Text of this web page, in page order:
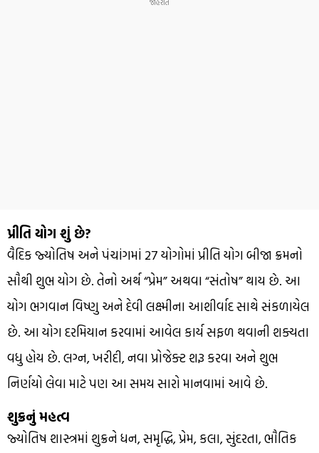
પ્રીતિ યોગ શું છે?
વૈદિક જ્યોતિષ અને પંચાંગમાં 27 યોગોમાં પ્રીતિ યોગ બીજા ક્રમનો
સૌથી શુભ યોગ છે. તેનો અર્થ “પ્રેમ” અથવા “સંતોષ” થાય છે. આ
યોગ ભગવાન વિષ્ણુ અને દેવી લક્ષ્મીના આશીર્વાદ સાથે સંકળાયેલ
છે. આ યોગ દરમિયાન કરવામાં આવેલ કાર્ય સફળ થવાની શક્યતા
વધુ હોય છે. લગ્ન, ખરીદી, નવા પ્રોજેક્ટ શરૂ કરવા અને શુભ
નિર્ણયો લેવા માટે પણ આ સમય સારો માનવામાં આવે છે.
શુક્રનું મહત્વ
જ્યોતિષ શાસ્ત્રમાં શુક્રને ધન, સમૃદ્ધિ, પ્રેમ, કલા, સુંદરતા, ભૌતિક